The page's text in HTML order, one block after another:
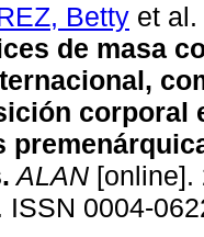
Betty et al.
de masa
corporal
. ALAN [online].
ISSN 0004-